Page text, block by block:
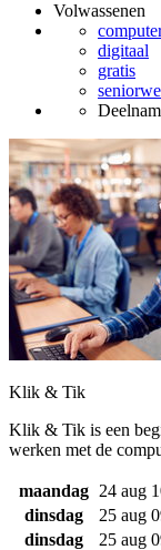
Volwassenen
digitaal
gratis
Klik & Tik
Klik & Tik is een
werken met de
maandag 24 aug
dinsdag
25 aug
dinsdag
25 aug